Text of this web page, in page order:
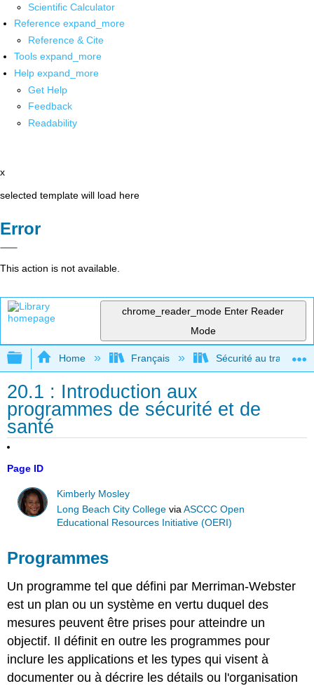
Scientific Calculator
Reference expand_more
Reference & Cite
Tools expand_more
Help expand_more
Get Help
Feedback
Readability
x
selected template will load here
Error
This action is not available.
chrome_reader_mode Enter Reader
Mode
Expand/collapse global hierarchy
Home Français Sécurité au travail
20.1 : Introduction aux
programmes de sécurité et de
santé
Page ID
Kimberly Mosley
Long Beach City College viaASCCC Open
Educational Resources Initiative (OERI)
Programmes
Un programme tel que défini par Merriman-Webster
est un plan ou un système en vertu duquel des
mesures peuvent être prises pour atteindre un
objectif. Il définit en outre les programmes pour
inclure les applications et les types qui visent à
documenter ou à décrire les détails ou l'organisation